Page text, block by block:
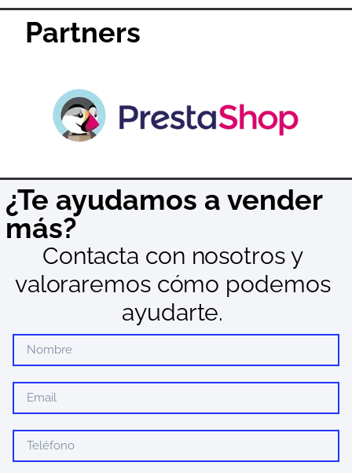
Partners
¿Te ayudamos a vender
más?
Contacta con nosotros y
valoraremos cómo podemos
ayudarte.